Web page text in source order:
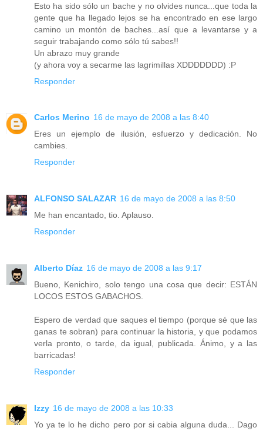
Esto ha sido sólo un bache y no olvides nunca...que toda la
gente que ha llegado lejos se ha encontrado en ese largo
camino un montón de baches...así que a levantarse y a
seguir trabajando como sólo tú sabes!!
Un abrazo muy grande
(y ahora voy a secarme las lagrimillas XDDDDDDD) :P
Responder
Carlos Merino 16 de mayo de 2008 a las 8:40
Eres un ejemplo de ilusión, esfuerzo y dedicación. No
cambies.
Responder
ALFONSO SALAZAR 16 de mayo de 2008 a las 8:50
Me han encantado, tio. Aplauso.
Responder
Alberto Díaz 16 de mayo de 2008 a las 9:17
Bueno, Kenichiro, solo tengo una cosa que decir: ESTÁN
LOCOS ESTOS GABACHOS.
Espero de verdad que saques el tiempo (porque sé que las
ganas te sobran) para continuar la historia, y que podamos
verla pronto, o tarde, da igual, publicada. Ánimo, y a las
barricadas!
Responder
Izzy 16 de mayo de 2008 a las 10:33
Yo ya te lo he dicho pero por si cabia alguna duda... Dago